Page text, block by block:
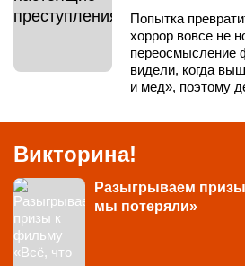
Попытка
хоррор вовсе не
переосмысление
видели, когда
и мед», поэтому
Викторина!
Разыгрываем
мы потеряли»